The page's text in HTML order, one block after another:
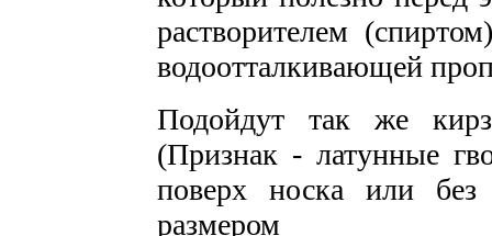
растворителем
водоотталкивающей
Подойдут так же
(Признак - латунные
поверх носка или
размером